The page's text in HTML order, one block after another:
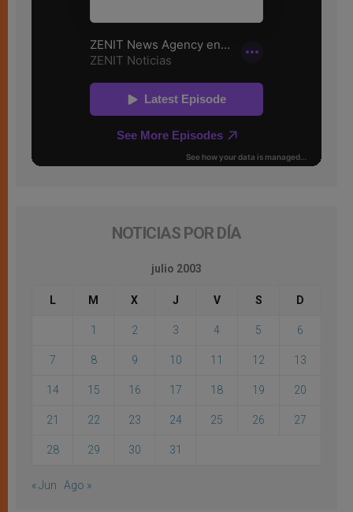
NOTICIAS POR DÍA
julio 2003
L M X J V S D
1 2 3 4 5 6
7 8 9 10 11 12 13
14 15 16 17 18 19 20
21 22 23 24 25 26 27
28 29 30 31
« Jun Ago »